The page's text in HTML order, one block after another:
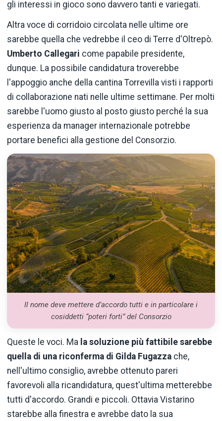
gli interessi in gioco sono davvero tanti e variegati.
Altra voce di corridoio circolata nelle ultime ore
sarebbe quella che vedrebbe il ceo di Terre d'Oltrepò.
Umberto Callegari come papabile presidente,
dunque. La possibile candidatura troverebbe
l'appoggio anche della cantina Torrevilla visti i rapporti
di collaborazione nati nelle ultime settimane. Per molti
sarebbe l'uomo giusto al posto giusto perché la sua
esperienza da manager internazionale potrebbe
portare benefici alla gestione del Consorzio.
Il nome deve mettere d’accordo tutti e in particolare i
cosiddetti “poteri forti” del Consorzio
Queste le voci. Ma la soluzione più fattibile sarebbe
quella di una riconferma di Gilda Fugazza che,
nell'ultimo consiglio, avrebbe ottenuto pareri
favorevoli alla ricandidatura, quest'ultima metterebbe
tutti d'accordo. Grandi e piccoli. Ottavia Vistarino
starebbe alla finestra e avrebbe dato la sua